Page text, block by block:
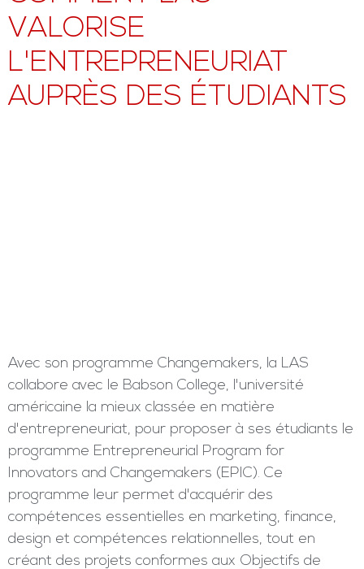
VALORISE
L'ENTREPRENEURIAT
AUPRÈS DES ÉTUDIANTS
Avec son programme Changemakers, la LAS
collabore avec le Babson College, l'université
américaine la mieux classée en matière
d'entrepreneuriat, pour proposer à ses étudiants le
programme Entrepreneurial Program for
Innovators and Changemakers (EPIC). Ce
programme leur permet d'acquérir des
compétences essentielles en marketing, finance,
design et compétences relationnelles, tout en
créant des projets conformes aux Objectifs de